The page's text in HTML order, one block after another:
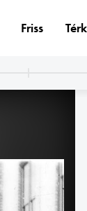
1900 · Budapest
Teréz körút az Erzsébet körúttól nézve, előtérben a
Friss